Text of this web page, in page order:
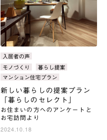
カ
テ
ゴ
リ：
入居者の声
タ
グ：
モノづくり
暮らし提案
マンション住宅プラン
新しい暮らしの提案プラン
「暮らしのセレクト」
お住まいの方へのアンケートと
お宅訪問より
2024.10.18